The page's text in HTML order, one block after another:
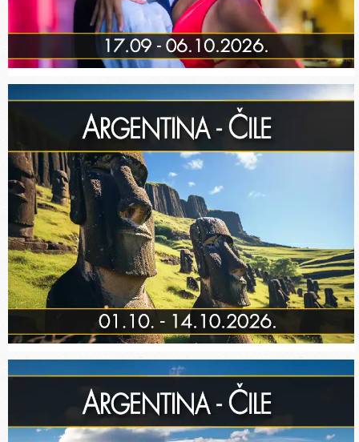
+381 11 40 95 295
+381 11 40 95 296
:
: